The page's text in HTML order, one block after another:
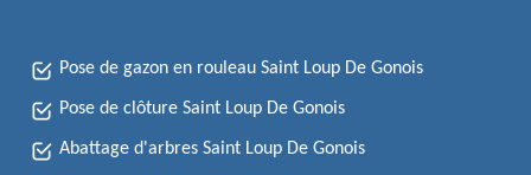
Pose de gazon en rouleau Saint Loup De Gonois
Pose de clôture Saint Loup De Gonois
Abattage d'arbres Saint Loup De Gonois